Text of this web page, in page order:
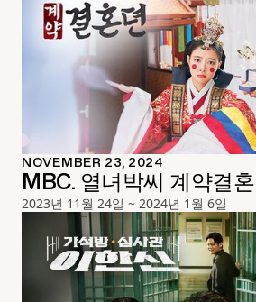
NOVEMBER 23, 2024
MBC. 열녀박씨 계약결
2023년 11월 24일 ~ 2024년 1월 6일